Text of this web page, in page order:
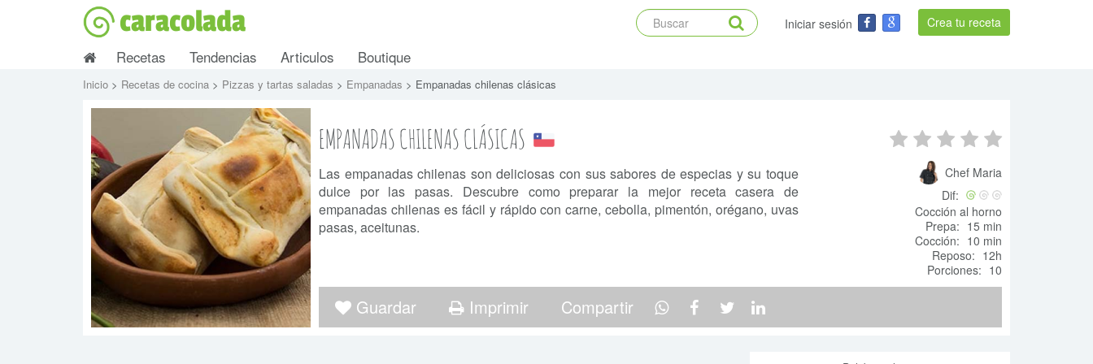
caracolada Crea tu receta
Iniciar sesión
Recetas Tendencias Articulos Boutique
Inicio > Recetas de cocina > Pizzas y tartas saladas > Empanadas > Empanadas chilenas clásicas
Chef Maria
Dif:
Cocción al horno
Prepa: 15 min
Cocción: 10 min
Reposo: 12h
Porciones: 10
EMPANADAS CHILENAS CLÁSICAS
Las empanadas chilenas son deliciosas con sus sabores de especias y su toque
dulce por las pasas. Descubre como preparar la mejor receta casera de
empanadas chilenas es fácil y rápido con carne, cebolla, pimentón, orégano, uvas
pasas, aceitunas.
Guardar Imprimir Compartir